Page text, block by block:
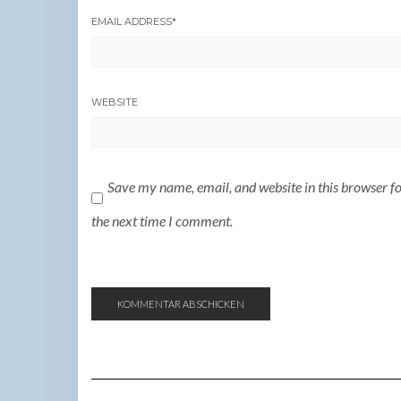
EMAIL ADDRESS*
WEBSITE
Save my name, email, and website in this browser
the next time I comment.